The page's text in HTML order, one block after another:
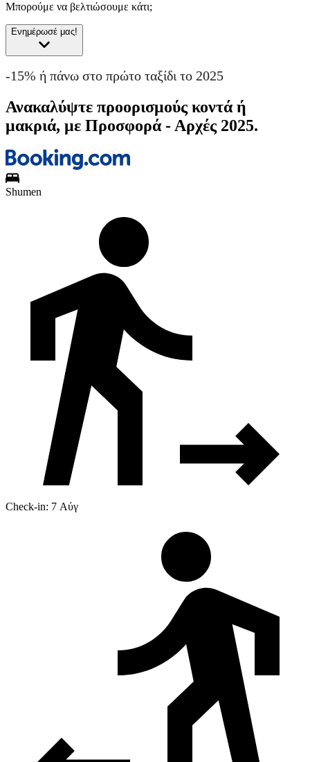
Μπορούμε να βελτιώσουμε κάτι;
Ενημέρωσέ μας!
-15% ή πάνω στο πρώτο ταξίδι το 2025
Ανακαλύψτε προορισμούς κοντά ή
μακριά, με Προσφορά - Αρχές 2025.
Shumen
Check-in: 7 Αύγ